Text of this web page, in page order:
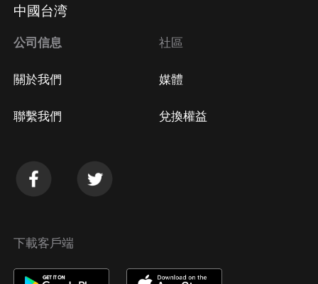
中國台湾
公司信息
關於我們
聯繫我們
社區
媒體
兌換權益
下載客戶端